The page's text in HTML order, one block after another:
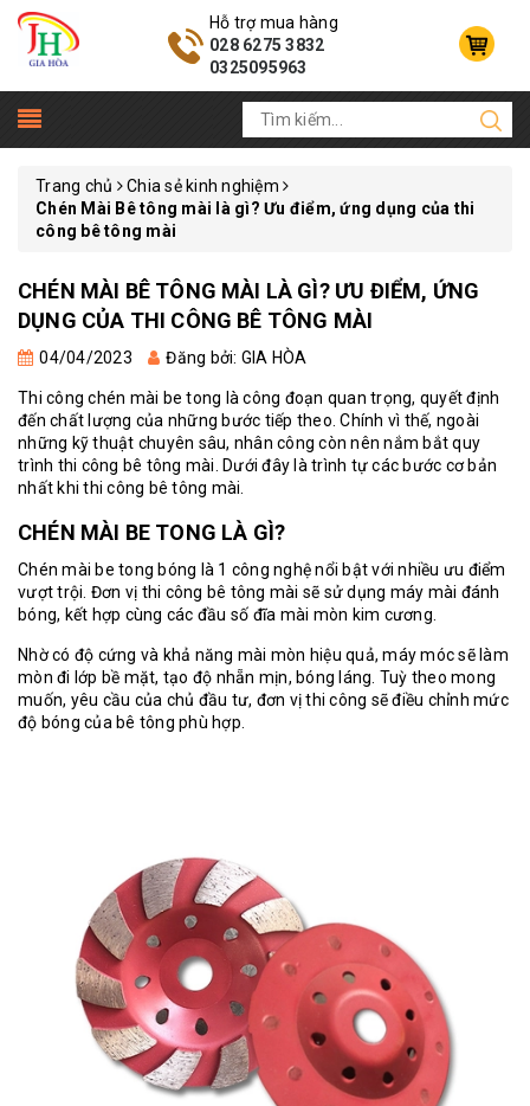
Hỗ trợ mua hàng
028 6275 3832
0325095963
Trang chủ
Chia sẻ kinh nghiệm
Chén Mài Bê tông mài là gì? Ưu điểm, ứng dụng của thi
công bê tông mài
CHÉN MÀI BÊ TÔNG MÀI LÀ GÌ? ƯU ĐIỂM, ỨNG
DỤNG CỦA THI CÔNG BÊ TÔNG MÀI
04/04/2023 Đăng bởi: GIA HÒA
Thi công chén mài be tong là công đoạn quan trọng, quyết định
đến chất lượng của những bước tiếp theo. Chính vì thế, ngoài
những kỹ thuật chuyên sâu, nhân công còn nên nắm bắt quy
trình thi công bê tông mài. Dưới đây là trình tự các bước cơ bản
nhất khi thi công bê tông mài.
CHÉN MÀI BE TONG LÀ GÌ?
Chén mài be tong bóng là 1 công nghệ nổi bật với nhiều ưu điểm
vượt trội. Đơn vị thi công bê tông mài sẽ sử dụng máy mài đánh
bóng, kết hợp cùng các đầu số đĩa mài mòn kim cương.
Nhờ có độ cứng và khả năng mài mòn hiệu quả, máy móc sẽ làm
mòn đi lớp bề mặt, tạo độ nhẵn mịn, bóng láng. Tuỳ theo mong
muốn, yêu cầu của chủ đầu tư, đơn vị thi công sẽ điều chỉnh mức
độ bóng của bê tông phù hợp.